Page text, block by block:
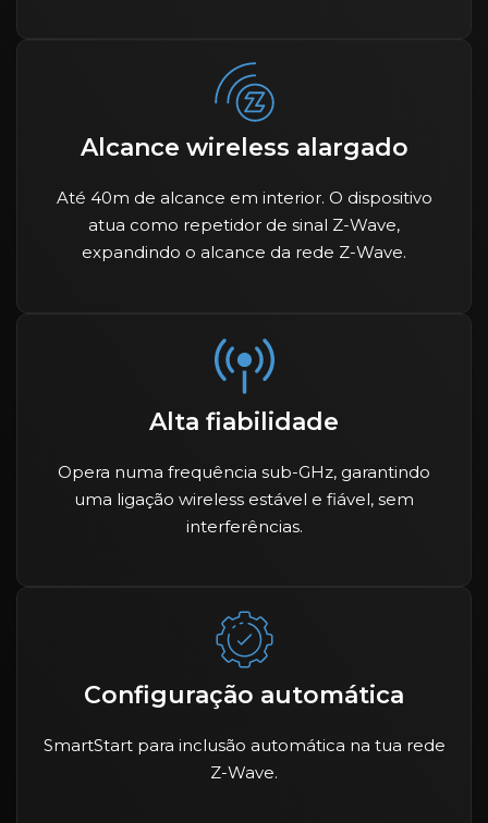
Alcance wireless alargado
Até 40m de alcance em interior. O dispositivo
atua como repetidor de sinal Z-Wave,
expandindo o alcance da rede Z-Wave.
Alta fiabilidade
Opera numa frequência sub-GHz, garantindo
uma ligação wireless estável e fiável, sem
interferências.
Configuração automática
SmartStart para inclusão automática na tua rede
Z-Wave.